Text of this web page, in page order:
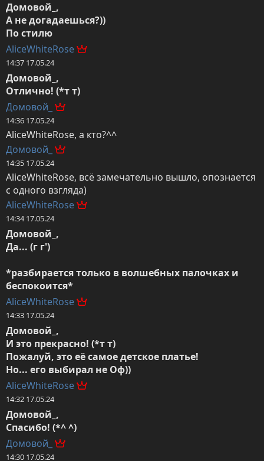
Домовой_,
А не догадаешься?))
По стилю
AliceWhiteRose
14:37 17.05.24
Домовой_,
Отлично! (*т т)
Домовой_
14:36 17.05.24
AliceWhiteRose, а кто?^^
Домовой_
14:35 17.05.24
AliceWhiteRose, всё замечательно вышло, опознается
с одного взгляда)
AliceWhiteRose
14:34 17.05.24
Домовой_,
Да... (г г')
*разбирается только в волшебных палочках и
беспокоится*
AliceWhiteRose
14:33 17.05.24
Домовой_,
И это прекрасно! (*т т)
Пожалуй, это её самое детское платье!
Но... его выбирал не Оф))
AliceWhiteRose
14:32 17.05.24
Домовой_,
Спасибо! (*^ ^)
Домовой_
14:30 17.05.24